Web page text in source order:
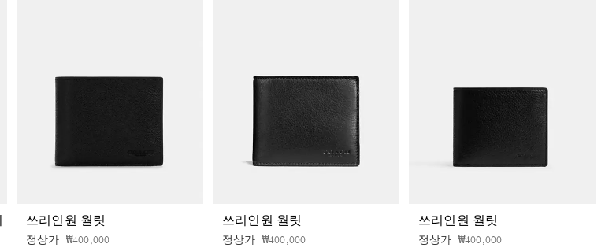
쓰리인원 월릿
정상가 가격 인하 전
₩400,000인하됨
쓰리인원 월릿
정상가 가격 인하 전
₩400,000인하됨
쓰리인원 월릿
정상가 가격 인하 전
₩400,000인하됨